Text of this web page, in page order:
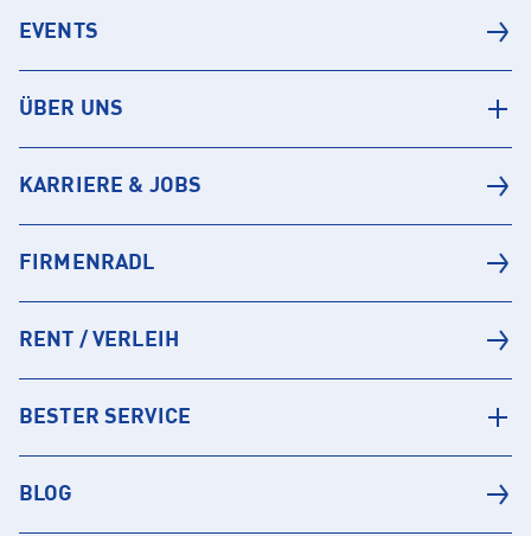
EVENTS
ÜBER UNS
KARRIERE & JOBS
FIRMENRADL
RENT / VERLEIH
BESTER SERVICE
BLOG